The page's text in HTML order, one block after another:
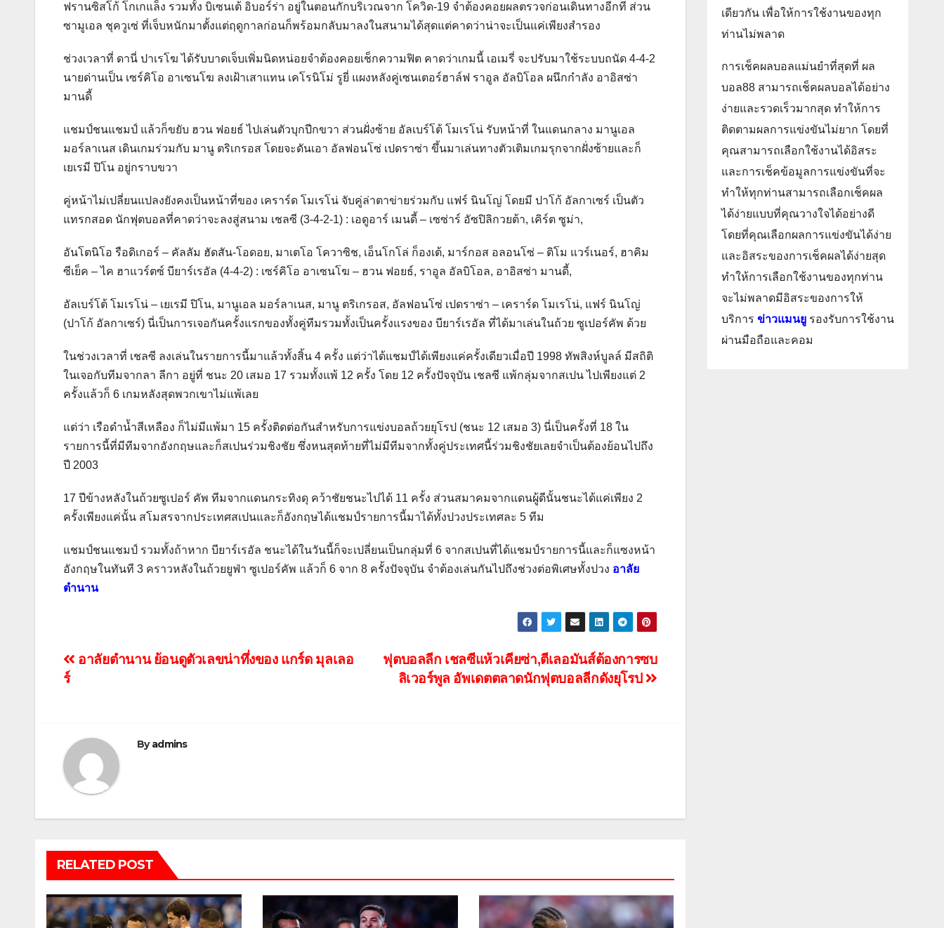
ฟรานซิสโก้ โกเกแล็ง รวมทั้ง บิเซนเต้ อิบอร์ร่า อยู่ในตอนกักบริเวณจาก โควิด-19 จำต้องคอยผลตรวจก่อนเดินทางอีกที ส่วน
ซามูเอล ชุควูเซ่ ที่เจ็บหนักมาตั้งแต่ฤดูกาลก่อนก็พร้อมกลับมาลงในสนามได้สุดแต่คาดว่าน่าจะเป็นแค่เพียงสำรอง
ช่วงเวลาที่ ดานี่ ปาเรโฆ ได้รับบาดเจ็บเพิ่มนิดหน่อยจำต้องคอยเช็กความฟิต คาดว่าเกมนี้ เอเมรี่ จะปรับมาใช้ระบบถนัด 4-4-2
นายด่านเป็น เซร์คิโอ อาเซนโฆ ลงเฝ้าเสาแทน เคโรนิโม่ รูยี่ แผงหลังคู่เซนเตอร์ฮาล์ฟ ราอูล อัลบิโอล ผนึกกำลัง อาอิสซ่า
มานดี้
แชมป์ชนแชมป์ แล้วก็ขยับ ฮวน ฟอยธ์ ไปเล่นตัวบุกปีกขวา ส่วนฝั่งซ้าย อัลเบร์โต้ โมเรโน่ รับหน้าที่ ในแดนกลาง มานูเอล
มอร์ลาเนส เดินเกมร่วมกับ มานู ตริเกรอส โดยจะดันเอา อัลฟอนโซ่ เปดราซ่า ขึ้นมาเล่นทางตัวเติมเกมรุกจากฝั่งซ้ายและก็
เยเรมี ปิโน อยู่กราบขวา
คู่หน้าไม่เปลี่ยนแปลงยังคงเป็นหน้าที่ของ เคราร์ด โมเรโน่ จับคู่ล่าตาข่ายร่วมกับ แฟร์ นินโญ่ โดยมี ปาโก้ อัลกาเซร์ เป็นตัว
แทรกสอด นักฟุตบอลที่คาดว่าจะลงสู่สนาม เชลซี (3-4-2-1) : เอดูอาร์ เมนดี้ – เซซ่าร์ อัซปิลิกวยต้า, เคิร์ต ซูม่า,
อันโตนิโอ รือดิเกอร์ – คัลลัม ฮัดสัน-โอดอย, มาเตโอ โควาซิช, เอ็นโกโล่ ก็องเต้, มาร์กอส อลอนโซ่ – ติโม แวร์เนอร์, ฮาคิม
ซีเย็ค – ไค ฮาแวร์ตซ์ บียาร์เรอัล (4-4-2) : เซร์คิโอ อาเซนโฆ – ฮวน ฟอยธ์, ราอูล อัลบิโอล, อาอิสซ่า มานดี้,
อัลเบร์โต้ โมเรโน่ – เยเรมี ปิโน, มานูเอล มอร์ลาเนส, มานู ตริเกรอส, อัลฟอนโซ่ เปดราซ่า – เคราร์ด โมเรโน่, แฟร์ นินโญ่
(ปาโก้ อัลกาเซร์) นี่เป็นการเจอกันครั้งแรกของทั้งคู่ทีมรวมทั้งเป็นครั้งแรงของ บียาร์เรอัล ที่ได้มาเล่นในถ้วย ซูเปอร์คัพ ด้วย
ในช่วงเวลาที่ เชลซี ลงเล่นในรายการนี้มาแล้วทั้งสิ้น 4 ครั้ง แต่ว่าได้แชมป์ได้เพียงแค่ครั้งเดียวเมื่อปี 1998 ทัพสิงห์บูลล์ มีสถิติ
ในเจอกับทีมจากลา ลีกา อยู่ที่ ชนะ 20 เสมอ 17 รวมทั้งแพ้ 12 ครั้ง โดย 12 ครั้งปัจจุบัน เชลซี แพ้กลุ่มจากสเปน ไปเพียงแต่ 2
ครั้งแล้วก็ 6 เกมหลังสุดพวกเขาไม่แพ้เลย
แต่ว่า เรือดำน้ำสีเหลือง ก็ไม่มีแพ้มา 15 ครั้งติดต่อกันสำหรับการแข่งบอลถ้วยยุโรป (ชนะ 12 เสมอ 3) นี่เป็นครั้งที่ 18 ใน
รายการนี้ที่มีทีมจากอังกฤษและก็สเปนร่วมชิงชัย ซึ่งหนสุดท้ายที่ไม่มีทีมจากทั้งคู่ประเทศนี้ร่วมชิงชัยเลยจำเป็นต้องย้อนไปถึง
ปี 2003
17 ปีข้างหลังในถ้วยซูเปอร์ คัพ ทีมจากแดนกระทิงดุ คว้าชัยชนะไปได้ 11 ครั้ง ส่วนสมาคมจากแดนผู้ดีนั้นชนะได้แค่เพียง 2
ครั้งเพียงแค่นั้น สโมสรจากประเทศสเปนและก็อังกฤษได้แชมป์รายการนี้มาได้ทั้งปวงประเทศละ 5 ทีม
แชมป์ชนแชมป์ รวมทั้งถ้าหาก บียาร์เรอัล ชนะได้ในวันนี้ก็จะเปลี่ยนเป็นกลุ่มที่ 6 จากสเปนที่ได้แชมป์รายการนี้และก็แซงหน้า
อังกฤษในทันที 3 คราวหลังในถ้วยยูฟ่า ซูเปอร์คัพ แล้วก็ 6 จาก 8 ครั้งปัจจุบัน จำต้องเล่นกันไปถึงช่วงต่อพิเศษทั้งปวง อาลัย
ตำนาน
แนะแนว
ฟุตบอลลีก เชลซีแห้วเคียซ่า,ตีเลอมันส์ต้องการซบ
ลิเวอร์พูล อัพเดตตลาดนักฟุตบอลลีกดังยุโรป
อาลัยตำนาน ย้อนดูตัวเลขน่าทึ่งของ แกร์ด มุลเลอ
ร์
Byadmins
RELATED POST
เดียวกัน เพื่อให้การใช้งานของทุก
ท่านไม่พลาด
การเช็คผลบอลแม่นยำที่สุดที่ ผล
บอล88 สามารถเช็คผลบอลได้อย่าง
ง่ายและรวดเร็วมากสุด ทำให้การ
ติดตามผลการแข่งขันไม่ยาก โดยที่
คุณสามารถเลือกใช้งานได้อิสระ
และการเช็คข้อมูลการแข่งขันที่จะ
ทำให้ทุกท่านสามารถเลือกเช็คผล
ได้ง่ายแบบที่คุณวางใจได้อย่างดี
โดยที่คุณเลือกผลการแข่งขันได้ง่าย
และอิสระของการเช็คผลได้ง่ายสุด
ทำให้การเลือกใช้งานของทุกท่าน
จะไม่พลาดมีอิสระของการให้
บริการ ข่าวแมนยู รองรับการใช้งาน
ผ่านมือถือและคอม